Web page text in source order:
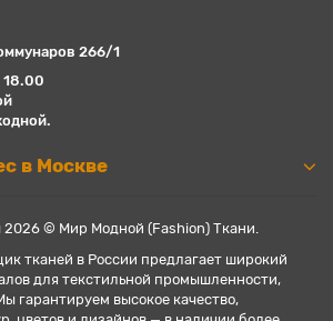
266/1
18.00
в Москве
© Мир Модной (Fashion) Ткани.
тканей в России предлагает широкий
для текстильной промышленности,
гарантируем высокое качество,